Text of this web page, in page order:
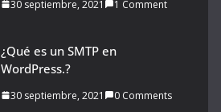
30 septiembre, 2021 1 Comment
¿Qué es un SMTP en
WordPress.?
30 septiembre, 2021 0 Comments